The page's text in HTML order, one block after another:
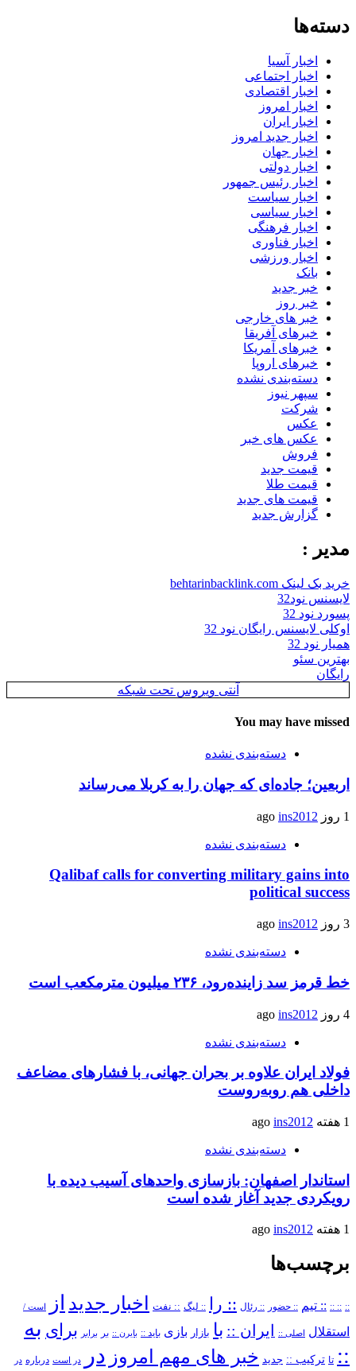
دسته‌ها
اخبار آسیا
اخبار اجتماعی
اخبار اقتصادی
اخبار امروز
اخبار ایران
اخبار جدید امروز
اخبار جهان
اخبار دولتی
اخبار رئیس جمهور
اخبار سیاست
اخبار سیاسی
اخبار فرهنگی
اخبار فناوری
اخبار ورزشی
بانک
خبر جدید
خبر روز
خبر های خارجی
خبرهای آفریقا
خبرهای آمریکا
خبرهای اروپا
دسته‌بندی نشده
سپهر نیوز
شرکت
عکس
عکس های خبر
فروش
قیمت جدید
قیمت طلا
قیمت های جدید
گزارش جدید
مدیر :
خرید بک لینک behtarinbacklink.com
لایسنس نود32
پسورد نود 32
اوکلی لایسنس رایگان نود 32
همیار نود 32
بهترین سئو
رایگان
آنتی ویروس تحت شبکه
You may have missed
دسته‌بندی نشده
اربعین؛ جاده‌ای که جهان را به کربلا می‌رساند
1 روز ago ins2012
دسته‌بندی نشده
Qalibaf calls for converting military gains into
political success
3 روز ago ins2012
دسته‌بندی نشده
خط قرمز سد زاینده‌رود، ۲۳۶ میلیون مترمکعب است
4 روز ago ins2012
دسته‌بندی نشده
فولاد ایران علاوه بر بحران جهانی، با فشارهای مضاعف
داخلی هم روبه‌روست
1 هفته ago ins2012
دسته‌بندی نشده
استاندار اصفهان: بازسازی واحدهای آسیب دیده با
رویکردی جدید آغاز شده است
1 هفته ago ins2012
برچسب‌ها
::
:: :: :: تیم :: حضور :: رئال :: را :: لیگ :: نفت اخبار جدید از است /
استقلال اصلی :: ایران :: با بازار بازی باید :: بایرن :: بر برابر برای به
:: تا ترکیب :: جدید خبر های مهم امروز در در است درباره در